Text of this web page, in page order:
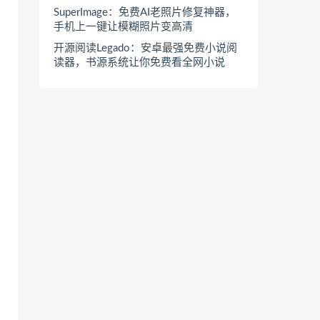
SuperImage：免费AI老照片修复神器，
手机上一键让模糊照片变高清
开源阅读Legado：安卓最强免费小说阅
读器，书源系统让你免费看全网小说